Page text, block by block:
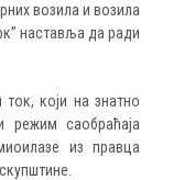
возила и возила
наставља да ради
ток, који на знатно
режим саобраћаја
из правца